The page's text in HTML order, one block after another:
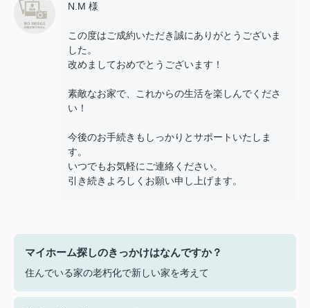
N.M 様
この度はご成約いただき誠にありがとうございま
した。
改めましておめでとうございます！
素敵なお家で、これからの生活を楽しんでくださ
い！
今後のお手続きもしっかりとサポートいたしま
す。
いつでもお気軽にご連絡ください。
引き続きよろしくお願い申し上げます。
マイホーム探しのきっかけはなんですか？
住んでいる家の老朽化で新しい家を考えて